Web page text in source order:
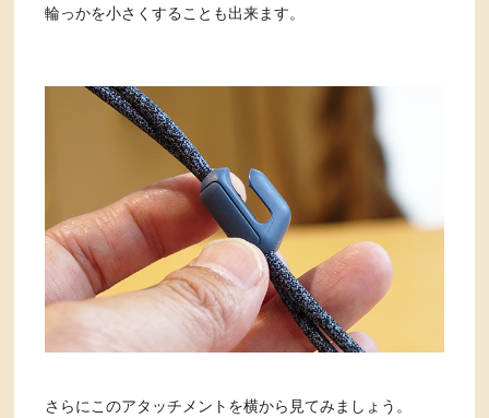
輪っかを小さくすることも出来ます。
さらにこのアタッチメントを横から見てみましょう。